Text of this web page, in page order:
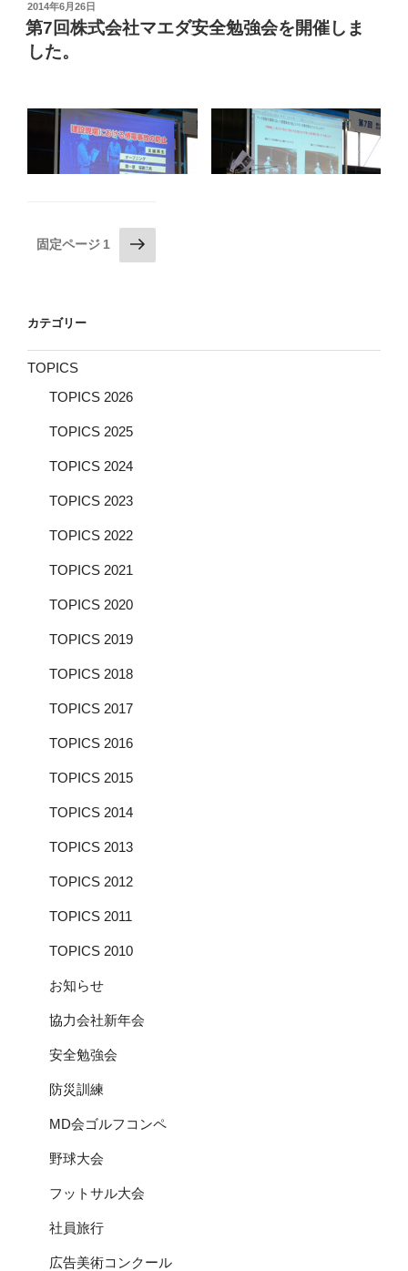
最後に2019年度の全国安全週間スローガンである「新た
な時代にPDCA みんなで築こう ゼロ災職場」を全員で唱
労働者の疲労蓄積度がわかる自己診断で、今の自分のス
トレスがどれくらいあるかをチェックし、ストレスとの
付き合い方や対処法などを勉強しました。
織で進める安全管理 みんなで取り組む安全活動 未来
へつなげよう安全文化」を全員で唱和して閉会しまし
ヒヤリハット、社会保険加入の重要性についてがテーマ
となりました。
SNSの取り扱いについては、内容によって会社としての
責任が問われる重大な事態になることを周知しました。
しました。社会保険加入の重要性については、保険に加
ックが作業の基本 しっかり守ってゼロ災害」を全員で
唱和して閉会しました。
場事故3件が報告されました。続いてクイズを交えたDVD
を鑑賞し、熱中症についての知識、予防対策を再確認し
ました。
投
稿
日:
2014年6月26日
第7回株式会社マエダ安全勉強会を開催しま
した。
にも参加いただき開催しました。
件報告されました。続いて感電事故についての確認をお
した。締めくくりに「建設現場における感電事故防止」
がテーマのDVDを鑑賞し、感電事故の恐ろしさを再確認
唱和して閉会しました。
投
ペ
ジ
固定ページ 1
次
の
カテゴリー
TOPICS
TOPICS 2026
TOPICS 2025
TOPICS 2024
TOPICS 2023
TOPICS 2022
TOPICS 2021
TOPICS 2020
TOPICS 2019
TOPICS 2018
TOPICS 2017
TOPICS 2016
TOPICS 2015
TOPICS 2014
TOPICS 2013
TOPICS 2012
TOPICS 2011
TOPICS 2010
お知らせ
協力会社新年会
安全勉強会
防災訓練
MD会ゴルフコンペ
野球大会
フットサル大会
社員旅行
広告美術コンクール